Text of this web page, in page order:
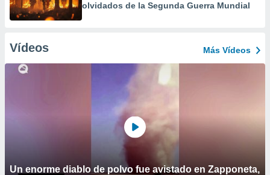
olvidados de la Segunda Guerra Mundial
Vídeos Más Vídeos
Un enorme diablo de polvo fue avistado en Zapponeta,